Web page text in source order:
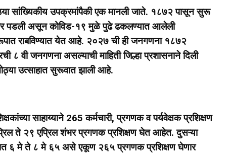
सांख्यिकीय उपक्रमांपैकी एक मानली जाते. १८७२ पासून सुरू
पडली असून कोविड-१९ मुळे पुढे ढकलण्यात आलेली
राबविण्यात येत आहे. २०२७ ची ही जनगणना १८७२
८ वी जनगणना असल्याची माहिती जिल्हा प्रशासनाने दिली
उत्साहात सुरूवात झाली आहे.
साहाय्याने 265 कर्मचारी, प्रगणक व पर्यवेक्षक प्रशिक्षण
ते २९ एप्रिल शंभर प्रगणक प्रशिक्षण घेत आहेत. दुसऱ्या
६ मे ते ८ मे ६५ असे एकूण २६५ प्रगणक प्रशिक्षण घेणार